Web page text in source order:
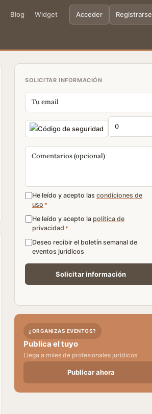
Blog Widget Acceder Registrarse
SOLICITAR INFORMACIÓN
He leído y acepto las condiciones de
uso *
He leído y acepto la política de
privacidad *
Deseo recibir el boletín semanal de
eventos jurídicos
¿ORGANIZAS EVENTOS?
Publica el tuyo
Llega a miles de profesionales jurídicos
Publicar ahora